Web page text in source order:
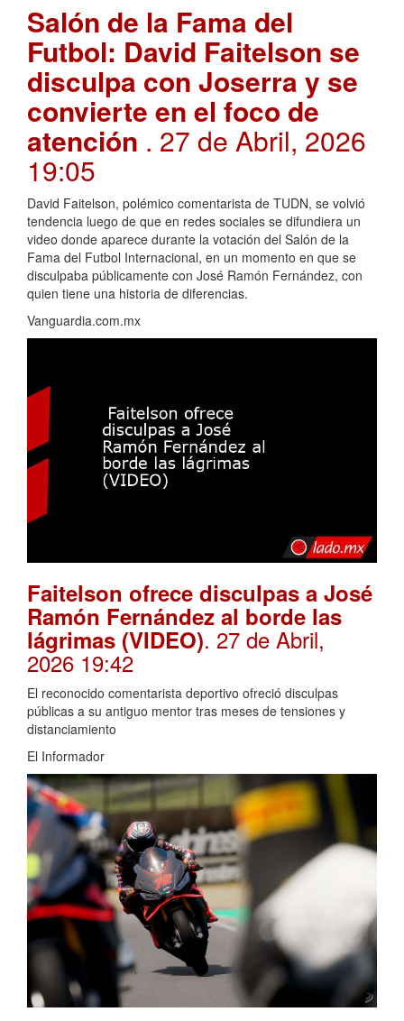
Salón de la Fama del
Futbol: David Faitelson se
disculpa con Joserra y se
convierte en el foco de
atención . 27 de Abril, 2026
19:05
David Faitelson, polémico comentarista de TUDN, se volvió
tendencia luego de que en redes sociales se difundiera un
video donde aparece durante la votación del Salón de la
Fama del Futbol Internacional, en un momento en que se
disculpaba públicamente con José Ramón Fernández, con
quien tiene una historia de diferencias.
Vanguardia.com.mx
Faitelson ofrece disculpas a José
Ramón Fernández al borde las
lágrimas (VIDEO). 27 de Abril,
2026 19:42
El reconocido comentarista deportivo ofreció disculpas
públicas a su antiguo mentor tras meses de tensiones y
distanciamiento
El Informador